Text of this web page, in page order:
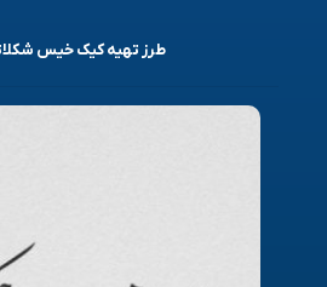
طرز تهیه کیک خیس